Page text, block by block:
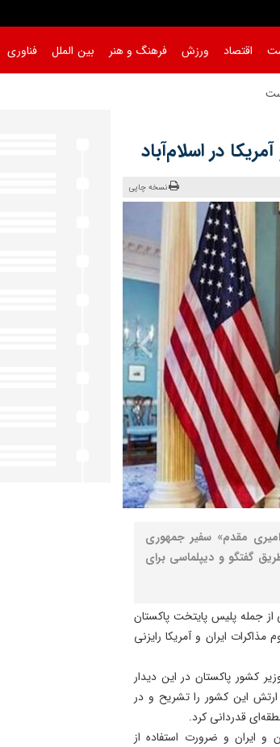
اقتصاد ورزش فرهنگ و هنر بین الملل فناوری
در اسلام‌آباد
نسخه چاپی
مقدم» سفیر جمهوری
گفتگو و دیپلماسی برای
از جمله پلیس پایتخت پاکستان
ایران و آمریکا رایزنی
کشور پاکستان در این دیدار
ارتش این کشور را تشریح و در
قدردانی کرد.
و ایران و ضرورت استفاده از